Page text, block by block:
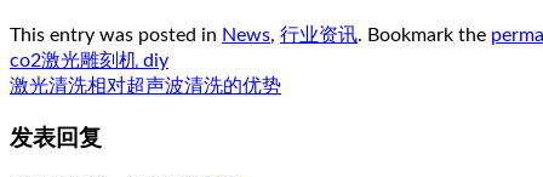
This entry was posted in News, 行业资讯. Bookmark the
co2激光雕刻机 diy
激光清洗相对超声波清洗的优势
发表回复